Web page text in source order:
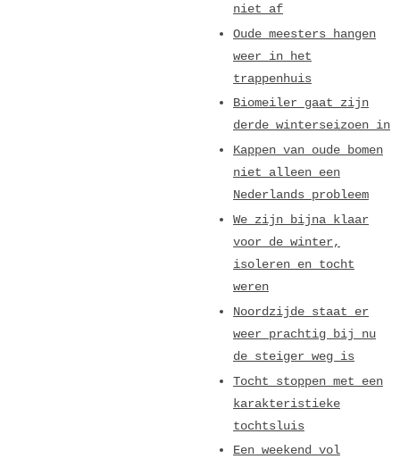
niet af
Oude meesters hangen
weer in het
trappenhuis
Biomeiler gaat zijn
derde winterseizoen in
Kappen van oude bomen
niet alleen een
Nederlands probleem
We zijn bijna klaar
voor de winter,
isoleren en tocht
weren
Noordzijde staat er
weer prachtig bij nu
de steiger weg is
Tocht stoppen met een
karakteristieke
tochtsluis
Een weekend vol